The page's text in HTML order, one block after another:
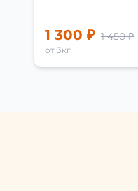
1 300 ₽ 1 450 ₽
от 3кг